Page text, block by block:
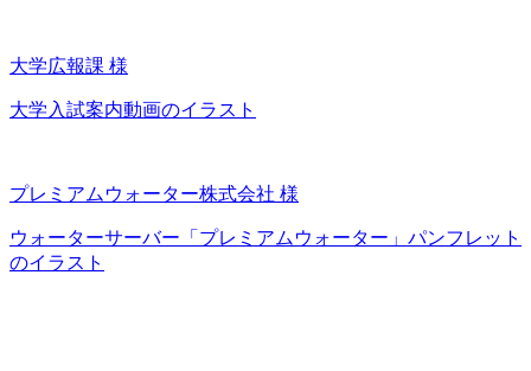
大学広報課 様
大学入試案内動画のイラスト
プレミアムウォーター株式会社 様
ウォーターサーバー「プレミアムウォーター」パンフレット
のイラスト